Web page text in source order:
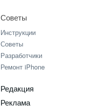
Советы
Инструкции
Советы
Разработчики
Ремонт iPhone
Редакция
Реклама